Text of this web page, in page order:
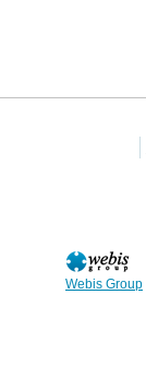
Webis Group